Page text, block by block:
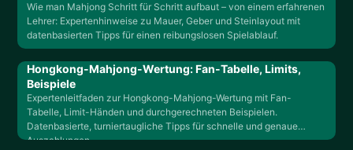
Wie man Mahjong Schritt für Schritt aufbaut – von einem erfahrenen
Lehrer: Expertenhinweise zu Mauer, Geber und Steinlayout mit
datenbasierten Tipps für einen reibungslosen Spielablauf.
Hongkong-Mahjong-Wertung: Fan-Tabelle, Limits,
Beispiele
Expertenleitfaden zur Hongkong-Mahjong-Wertung mit Fan-
Tabelle, Limit-Händen und durchgerechneten Beispielen.
Datenbasierte, turniertaugliche Tipps für schnelle und genaue
Auszahlungen.